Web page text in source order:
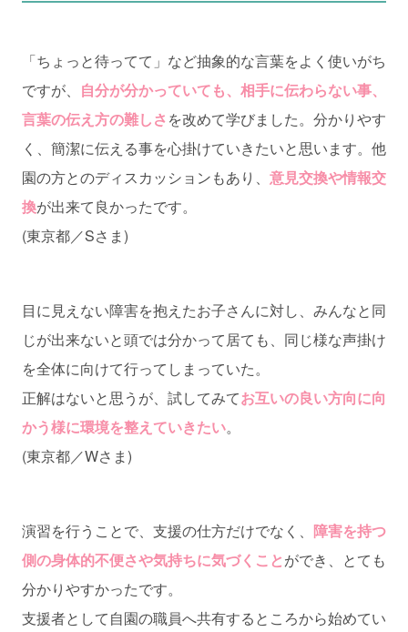
「ちょっと待ってて」など抽象的な言葉をよく使いがち
ですが、 自分が分かっていても、相手に伝わらない事、
言葉の伝え方の難しさを改めて学びました。分かりやす
く、簡潔に伝える事を心掛けていきたいと思います。他
園の方とのディスカッションもあり、 意見交換や情報交
換が出来て良かったです。
(東京都／Sさま)
目に見えない障害を抱えたお子さんに対し、みんなと同
じが出来ないと頭では分かって居ても、同じ様な声掛け
を全体に向けて行ってしまっていた。
正解はないと思うが、試してみてお互いの良い方向に向
かう様に環境を整えていきたい。
(東京都／Wさま)
演習を行うことで、支援の仕方だけでなく、 障害を持つ
側の身体的不便さや気持ちに気づくことができ、とても
分かりやすかったです。
支援者として自園の職員へ共有するところから始めてい